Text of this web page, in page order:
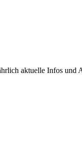
aktuelle Infos und